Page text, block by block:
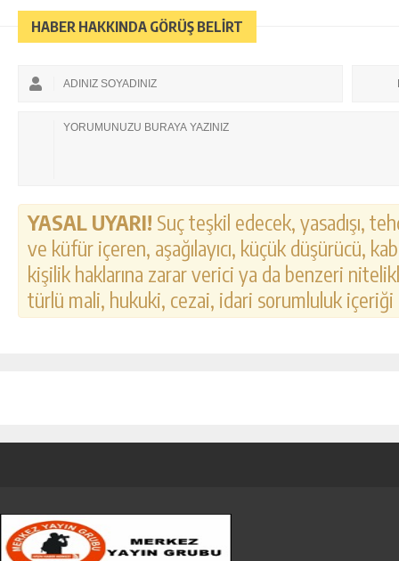
HABER HAKKINDA GÖRÜŞ BELİRT
YASAL UYARI! Suç teşkil edecek, yasadışı,
ve küfür içeren, aşağılayıcı, küçük düşürücü,
kişilik haklarına zarar verici ya da benzeri
türlü mali, hukuki, cezai, idari sorumluluk